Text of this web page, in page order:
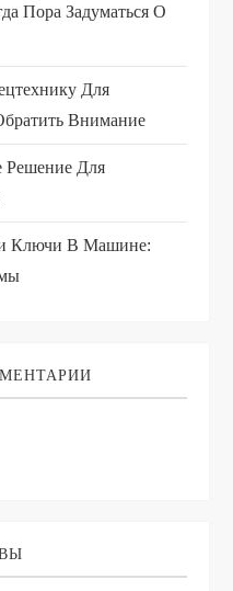
Пора Задуматься О
Для
Внимание
Решение Для
Ключи В Машине: